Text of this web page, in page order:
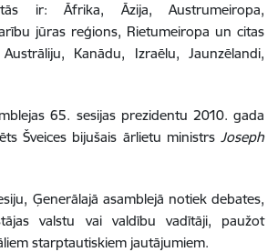
ir: Āfrika, Āzija, Austrumeiropa,
jūras reģions, Rietumeiropa un citas
Kanādu, Izraēlu, Jaunzēlandi,
65. sesijas prezidentu 2010. gada
Šveices bijušais ārlietu ministrs Joseph
Ģenerālajā asamblejā notiek debates,
valstu vai valdību vadītāji, paužot
starptautiskiem jautājumiem.